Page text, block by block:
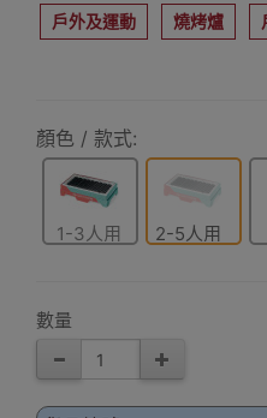
戶外及運動 燒烤爐
顏色 / 款式:
1-3人用 2-5人用
數量